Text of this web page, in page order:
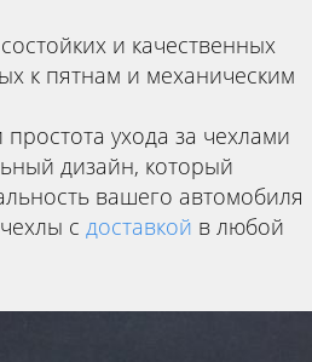
и качественных
к пятнам и механическим
простота ухода за чехлами
дизайн, который
вашего автомобиля
с доставкой в любой